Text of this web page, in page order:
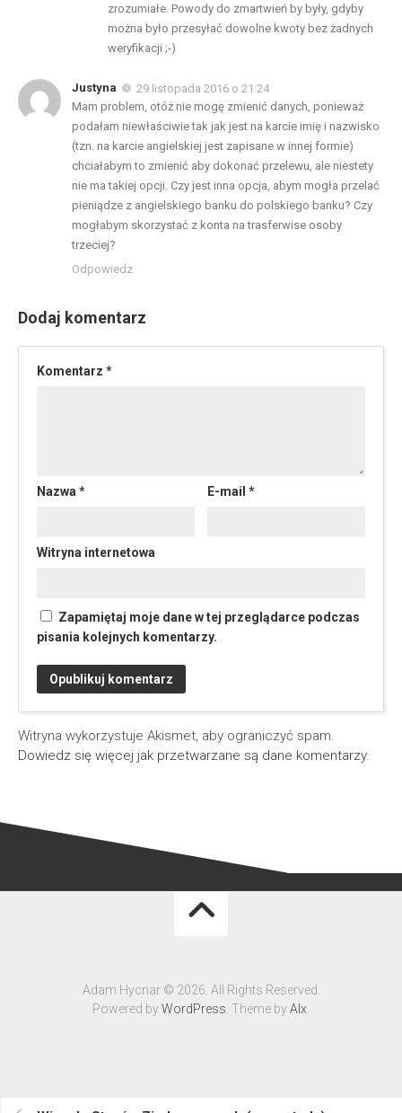
zrozumiałe. Powody do zmartwień by były, gdyby
można było przesyłać dowolne kwoty bez żadnych
weryfikacji ;-)
Justyna
29 listopada 2016 o 21:24
Mam problem, otóż nie mogę zmienić danych, ponieważ
podałam niewłaściwie tak jak jest na karcie imię i nazwisko
(tzn. na karcie angielskiej jest zapisane w innej formie)
chciałabym to zmienić aby dokonać przelewu, ale niestety
nie ma takiej opcji. Czy jest inna opcja, abym mogła przelać
pieniądze z angielskiego banku do polskiego banku? Czy
mogłabym skorzystać z konta na trasferwise osoby
trzeciej?
Odpowiedz
Dodaj komentarz
Komentarz *
Nazwa* E-mail*
Witryna internetowa
Zapamiętaj moje dane w tej przeglądarce podczas
pisania kolejnych komentarzy.
Witryna wykorzystuje Akismet, aby ograniczyć spam.
Dowiedz się więcej jak przetwarzane są dane komentarzy.
Adam Hycnar © 2026. All Rights Reserved.
Powered byWordPress. Theme byAlx.